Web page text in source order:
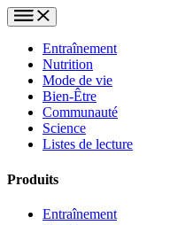
Entraînement
Nutrition
Mode de vie
Bien-Être
Communauté
Science
Listes de lecture
Produits
Entraînement